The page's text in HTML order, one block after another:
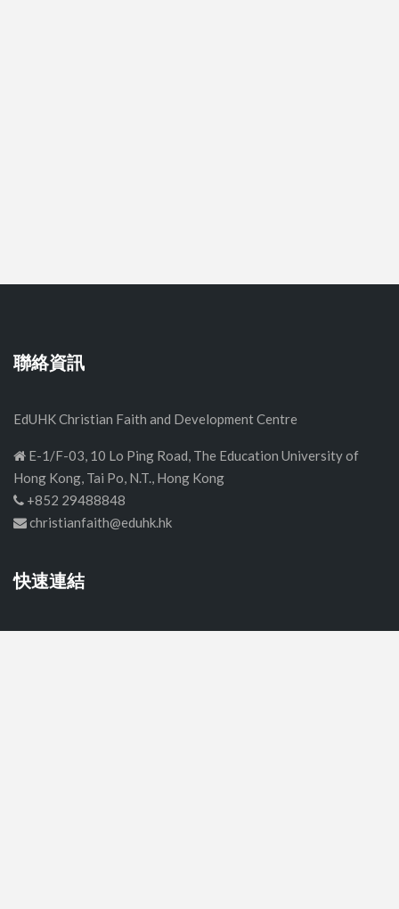
聯絡資訊
EdUHK Christian Faith and Development Centre
E-1/F-03, 10 Lo Ping Road, The Education University of
Hong Kong, Tai Po, N.T., Hong Kong
+852 29488848
christianfaith@eduhk.hk
快速連結